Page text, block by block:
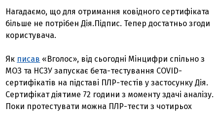
Нагадаємо, що для отримання ковідного сертифіката
більше не потрібен Дія.Підпис. Тепер достатньо згоди
користувача.
Як писав «Вголос», від сьогодні Мінцифри спільно з
МОЗ та НСЗУ запускає бета-тестування COVID-
сертифікатів на підставі ПЛР-тестів у застосунку Дія.
Сертифікат діятиме 72 години з моменту здачі аналізу.
Поки протестувати можна ПЛР-тести з чотирьох